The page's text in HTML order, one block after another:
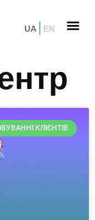
UA EN
КЛІЄНТІВ